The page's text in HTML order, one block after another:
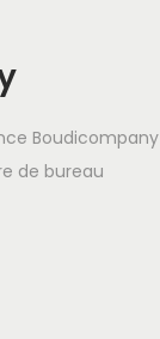
Boudicompany
de bureau